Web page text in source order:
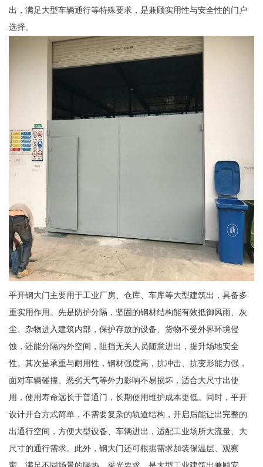
出，满足大型车辆通行等特殊要求，是兼顾实用性与安全性的门户
选择。
平开钢大门主要用于工业厂房、仓库、车库等大型建筑出，具备多
重实用作用。先是防护分隔，坚固的钢材结构能有效抵御风雨、灰
尘、杂物进入建筑内部，保护存放的设备、货物不受外界环境侵
蚀，还能分隔内外空间，阻挡无关人员随意进出，提升场地安全
性。其次是承重与耐用性，钢材强度高，抗冲击、抗变形能力强，
面对车辆碰撞、恶劣天气等外力影响不易损坏，适合大尺寸出使
用，使用寿命远长于普通门，长期使用维护成本更低。同时，平开
设计开合方式简单，不需要复杂的轨道结构，开启后能让出完整的
出通行空间，方便大型设备、车辆进出，适配工业场所大流量、大
尺寸的通行需求。此外，钢大门还可根据需求加装保温层、观察